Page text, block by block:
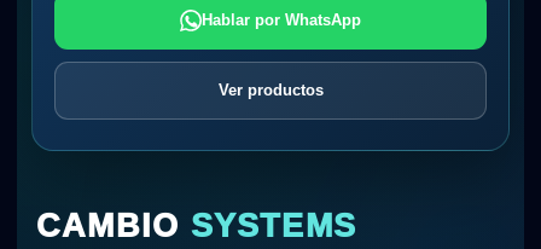
Hablar por WhatsApp
Ver productos
CAMBIO SYSTEMS